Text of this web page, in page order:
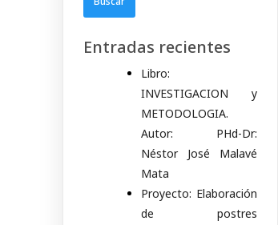
Entradas recientes
Libro:
INVESTIGACION y
METODOLOGIA.
Autor: PHd-Dr:
Néstor José Malavé
Mata
Proyecto: Elaboración
de postres